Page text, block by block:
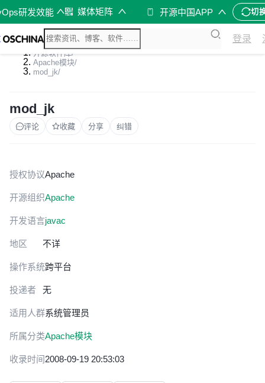
研发效能 媒体矩阵 开源中国APP 切
登录
开源软件库/
Apache模块/
mod_jk/
mod_jk
评论 收藏 分享 纠错
授权协议Apache
开源组织Apache
开发语言javac
地区 不详
操作系统跨平台
投递者 无
适用人群系统管理员
所属分类Apache模块
收录时间2008-09-19 20:53:03